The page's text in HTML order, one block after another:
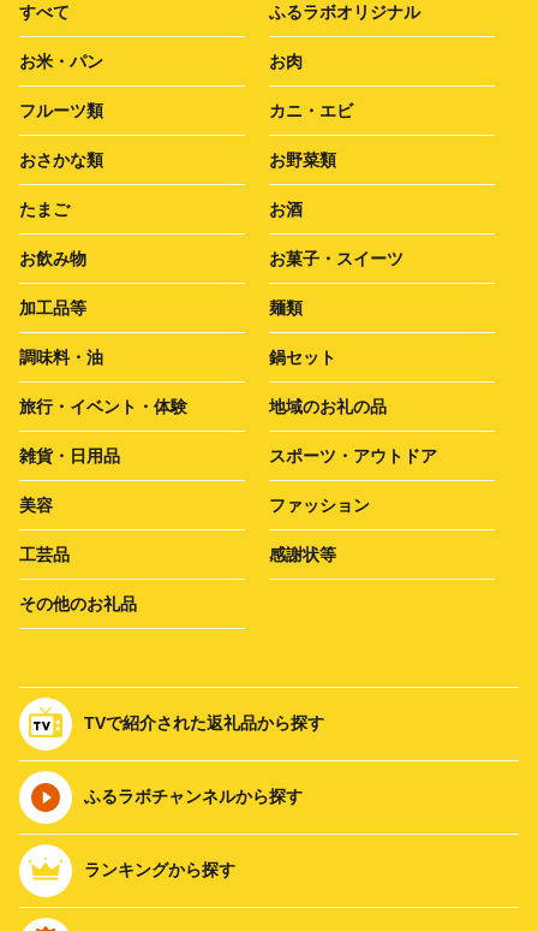
すべて ふるラボオリジナル
お米・パン お肉
フルーツ類 カニ・エビ
おさかな類 お野菜類
たまご お酒
お飲み物 お菓子・スイーツ
加工品等 麺類
調味料・油 鍋セット
旅行・イベント・体験 地域のお礼の品
雑貨・日用品 スポーツ・アウトドア
美容 ファッション
工芸品 感謝状等
その他のお礼品
TVで紹介された返礼品から探す
ふるラボチャンネルから探す
ランキングから探す